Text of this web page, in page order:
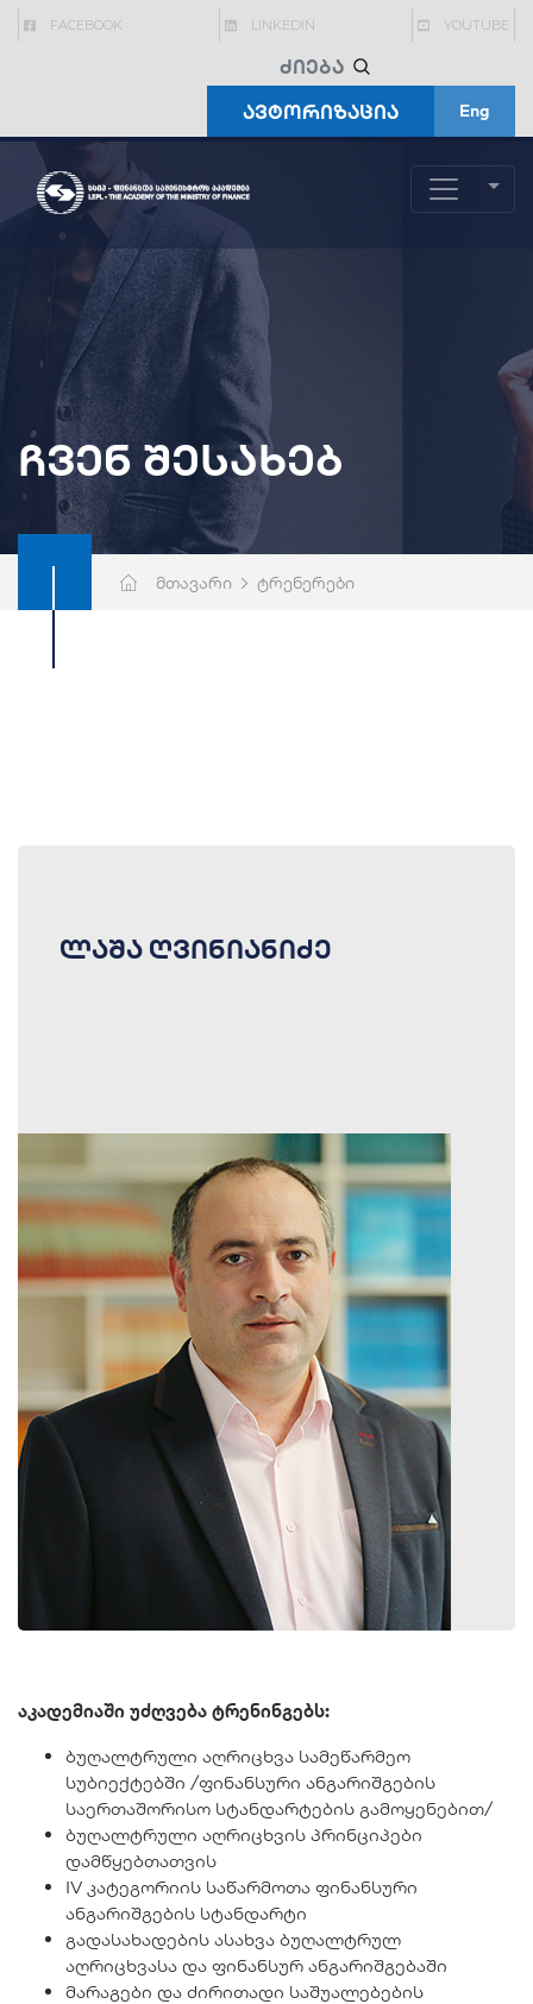
FACEBOOK LINKEDIN YOUTUBE
ავტორიზაცია Eng
ჩვენ შესახებ
მთავარი ტრენერები
ლაშა ღვინიანიძე
აკადემიაში უძღვება ტრენინგებს:
ბუღალტრული აღრიცხვა სამეწარმეო
სუბიექტებში /ფინანსური ანგარიშგების
საერთაშორისო სტანდარტების გამოყენებით/
ბუღალტრული აღრიცხვის პრინციპები
დამწყებთათვის
IV კატეგორიის საწარმოთა ფინანსური
ანგარიშგების სტანდარტი
გადასახადების ასახვა ბუღალტრულ
აღრიცხვასა და ფინანსურ ანგარიშგებაში
მარაგები და ძირითადი საშუალებების